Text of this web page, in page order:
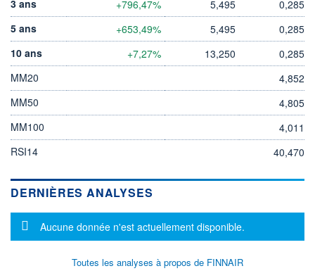
3 ans
+796,47% 5,495
0,285
5 ans
+653,49% 5,495
0,285
10 ans
+7,27% 13,250
0,285
MM20
4,852
MM50
4,805
MM100
4,011
RSI14
40,470
DERNIÈRES ANALYSES
Message d'information
Aucune donnée n'est actuellement disponible.
Toutes les analyses à propos de FINNAIR